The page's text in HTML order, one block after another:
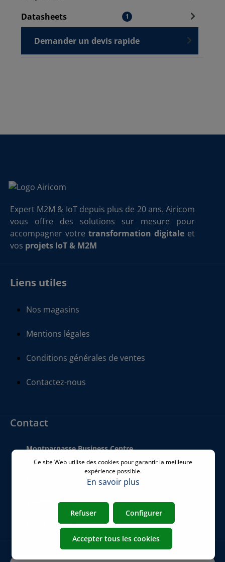
Datasheets
1
Demander un devis rapide
Expert M2M & IoT depuis plus de 20 ans. Airicom
vous offre des solutions sur mesure pour
accompagner votre transformation digitale et
vos projets IoT & M2M
Liens utiles
Nos magasins
Mentions légales
Conditions générales de ventes
Contactez-nous
Contact
Montparnasse Business Centre
140 bis Rue de Rennes
Téléphone:+33 01 77 62 46 24
commercial@airicom.fr
Ce site Web utilise des cookies pour garantir la meilleure
expérience possible.
En savoir plus
Refuser Configurer
Accepter tous les cookies